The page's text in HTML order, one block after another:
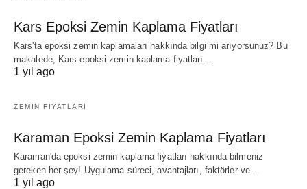
Kars Epoksi Zemin Kaplama Fiyatları
Kars'ta epoksi zemin kaplamaları hakkında bilgi mi arıyorsunuz? Bu
makalede, Kars epoksi zemin kaplama fiyatları…
1 yıl ago
ZEMIN FIYATLARI
Karaman Epoksi Zemin Kaplama Fiyatları
Karaman'da epoksi zemin kaplama fiyatları hakkında bilmeniz
gereken her şey! Uygulama süreci, avantajları, faktörler ve…
1 yıl ago